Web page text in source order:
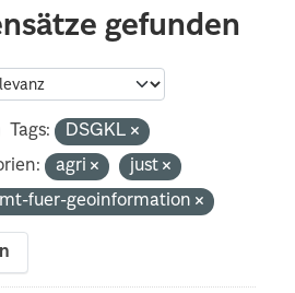
gefunden
Tags:
DSGKL
agri
just
fuer-geoinformation